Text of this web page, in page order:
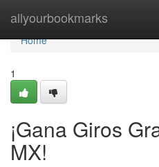
allyourbookmarks
Home
Home
1
¡Gana Giros
MX!